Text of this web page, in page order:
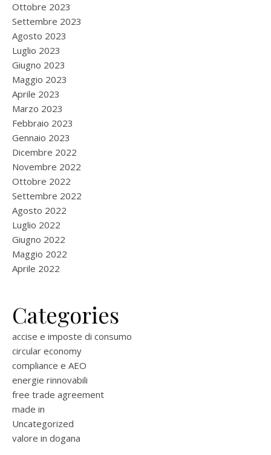
Ottobre 2023
Settembre 2023
Agosto 2023
Luglio 2023
Giugno 2023
Maggio 2023
Aprile 2023
Marzo 2023
Febbraio 2023
Gennaio 2023
Dicembre 2022
Novembre 2022
Ottobre 2022
Settembre 2022
Agosto 2022
Luglio 2022
Giugno 2022
Maggio 2022
Aprile 2022
Categories
accise e imposte di consumo
circular economy
compliance e AEO
energie rinnovabili
free trade agreement
made in
Uncategorized
valore in dogana